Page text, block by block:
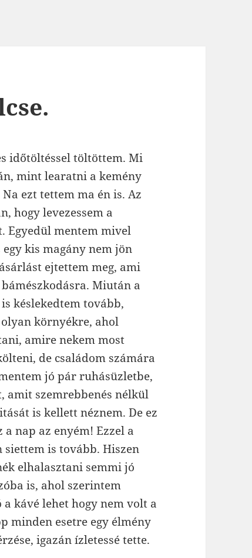
időtöltéssel töltöttem. Mi
mint learatni a kemény
ezt tettem ma én is. Az
hogy levezessem a
Egyedül mentem mivel
kis magány nem jön
ejtettem meg, ami
Miután a
késlekedtem tovább,
környékre, ahol
amire nekem most
de családom számára
jó pár ruhásüzletbe,
amit szemrebbenés nélkül
is kellett néznem. De ez
nap az enyém! Ezzel a
is tovább. Hiszen
elhalasztani semmi jó
is, ahol szerintem
kávé lehet hogy nem volt a
minden esetre egy élmény
igazán ízletessé tette.